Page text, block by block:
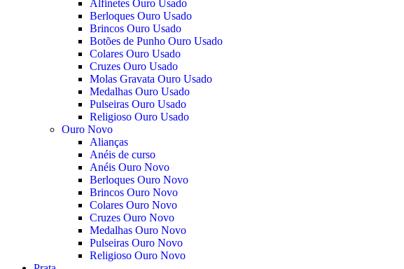
Alfinetes Ouro Usado
Berloques Ouro Usado
Brincos Ouro Usado
Botões de Punho Ouro Usado
Colares Ouro Usado
Cruzes Ouro Usado
Molas Gravata Ouro Usado
Medalhas Ouro Usado
Pulseiras Ouro Usado
Religioso Ouro Usado
Ouro Novo
Alianças
Anéis de curso
Anéis Ouro Novo
Berloques Ouro Novo
Brincos Ouro Novo
Colares Ouro Novo
Cruzes Ouro Novo
Medalhas Ouro Novo
Pulseiras Ouro Novo
Religioso Ouro Novo